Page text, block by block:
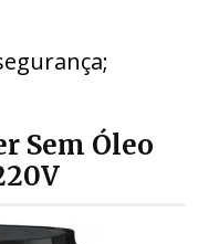
Sem Óleo